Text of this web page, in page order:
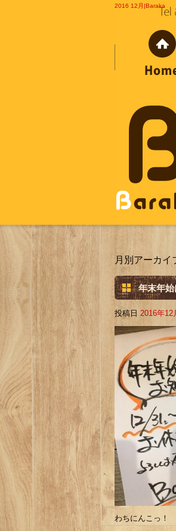
2016 12月|Baraka
月別アーカイ
年末年
投稿日 2016年12
わちにんこっ！